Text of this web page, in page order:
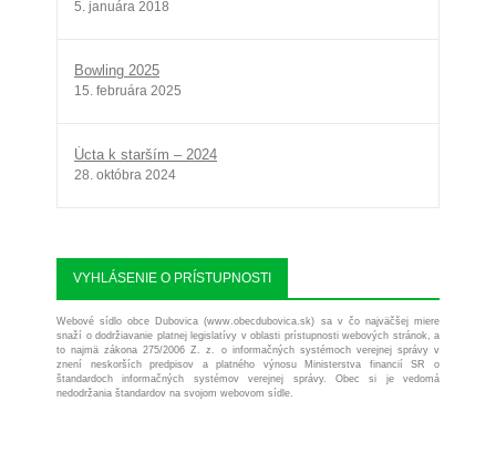
5. januára 2018
Bowling 2025
15. februára 2025
Úcta k starším – 2024
28. októbra 2024
VYHLÁSENIE O PRÍSTUPNOSTI
Webové sídlo obce Dubovica (www.obecdubovica.sk) sa v čo najväčšej miere
snaží o dodržiavanie platnej legislatívy v oblasti prístupnosti webových stránok, a
to najmä zákona 275/2006 Z. z. o informačných systémoch verejnej správy v
znení neskorších predpisov a platného výnosu Ministerstva financií SR o
štandardoch informačných systémov verejnej správy. Obec si je vedomá
nedodržania štandardov na svojom webovom sídle.